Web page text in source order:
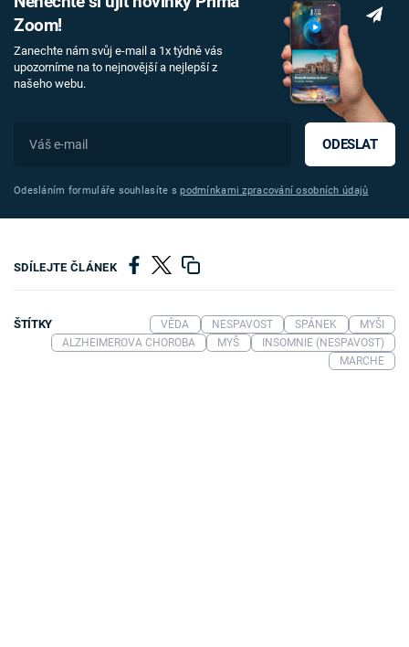
Zoom!
Zanechte nám svůj e-mail a 1x týdně vás
upozorníme na to nejnovější a nejlepší z
našeho webu.
ODESLAT
Odesláním formuláře souhlasíte spodmínkami zpracování osobních údajů
SDÍLEJTE ČLÁNEK
ŠTÍTKY VĚDA NESPAVOST SPÁNEK
MYŠI
ALZHEIMEROVA CHOROBA
MYŠ
INSOMNIE (NESPAVOST)
MARCHE